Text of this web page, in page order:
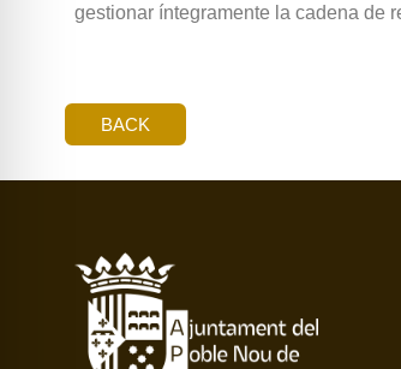
gestionar íntegramente la cadena de
BACK